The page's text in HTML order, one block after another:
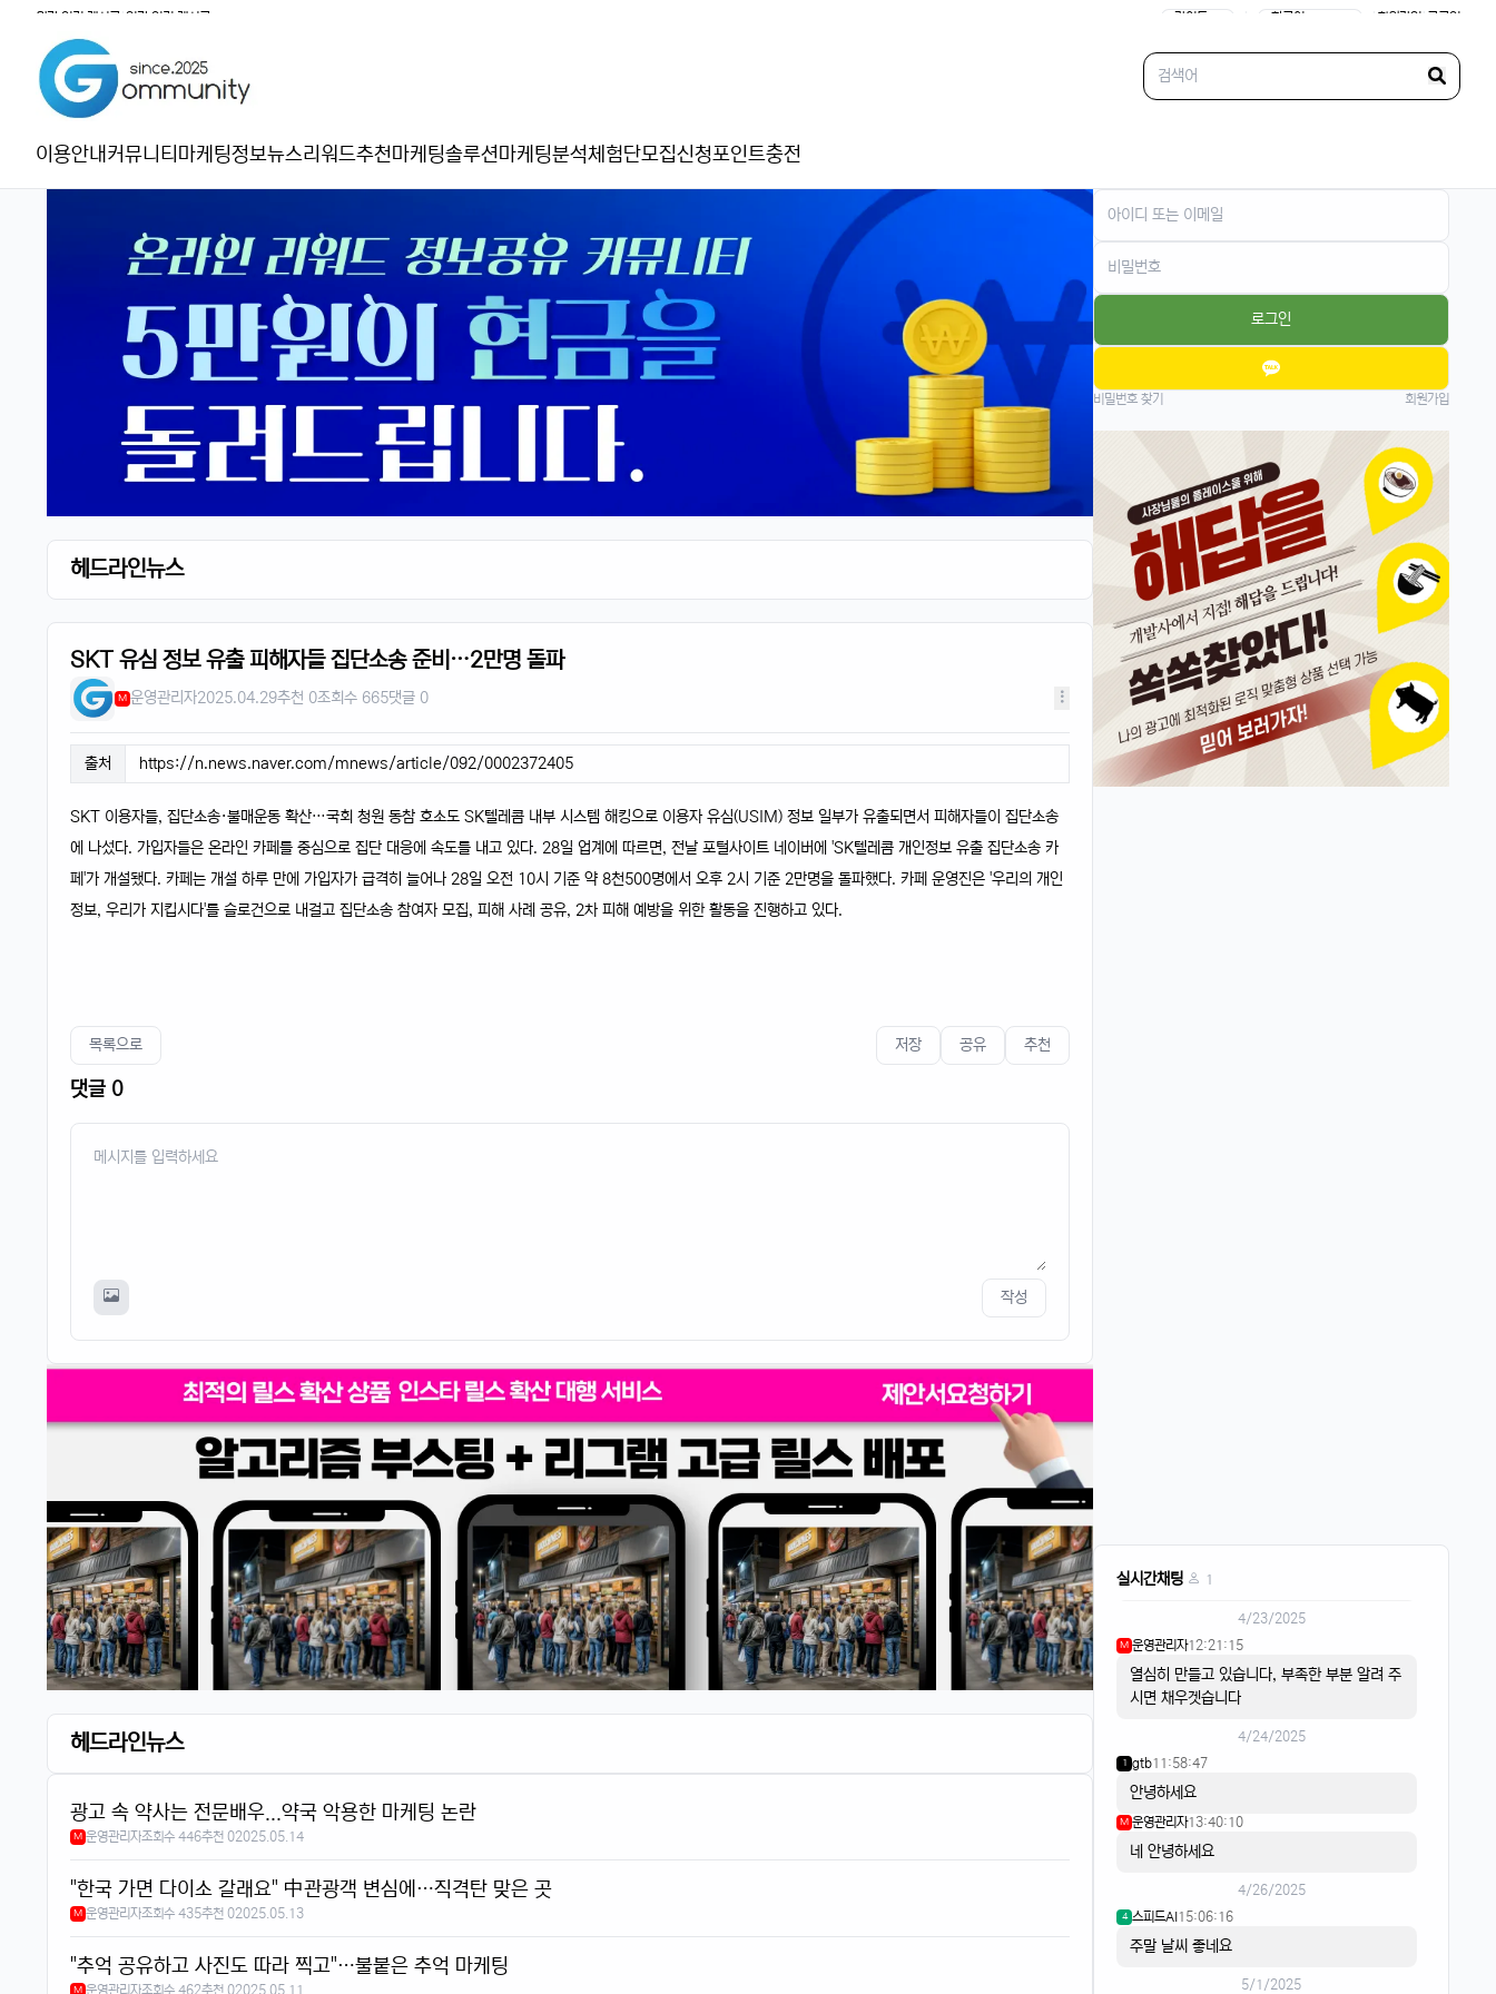
월간 인기 게시글 일간 인기 게시글 회원가입 로그인
이용안내 커뮤니티 마케팅정보뉴스리워드추천마케팅솔루션마케팅분석체험단모집신청포인트충전
헤드라인뉴스
SKT 유심 정보 유출 피해자들 집단소송 준비…2만명 돌파
M 운영관리자2025.04.29추천 0조회수 665댓글 0
출처 https://n.news.naver.com/mnews/article/092/0002372405
SKT 이용자들, 집단소송·불매운동 확산…국회 청원 동참 호소도 SK텔레콤 내부 시스템 해킹으로 이용자 유심(USIM) 정보 일부가 유출되면서 피해자들이 집단소송
에 나섰다. 가입자들은 온라인 카페를 중심으로 집단 대응에 속도를 내고 있다. 28일 업계에 따르면, 전날 포털사이트 네이버에 'SK텔레콤 개인정보 유출 집단소송 카
페'가 개설됐다. 카페는 개설 하루 만에 가입자가 급격히 늘어나 28일 오전 10시 기준 약 8천500명에서 오후 2시 기준 2만명을 돌파했다. 카페 운영진은 '우리의 개인
정보, 우리가 지킵시다'를 슬로건으로 내걸고 집단소송 참여자 모집, 피해 사례 공유, 2차 피해 예방을 위한 활동을 진행하고 있다.
목록으로 저장 공유 추천
댓글 0
작성
헤드라인뉴스
광고 속 약사는 전문배우...약국 악용한 마케팅 논란
M 운영관리자조회수 446추천 02025.05.14
"한국 가면 다이소 갈래요" 中관광객 변심에…직격탄 맞은 곳
M 운영관리자조회수 435추천 02025.05.13
"추억 공유하고 사진도 따라 찍고"…불붙은 추억 마케팅
M 운영관리자조회수 462추천 02025.05.11
로그인
비밀번호 찾기 회원가입
실시간채팅 1
그래도 이제 안드로이드랑도 호환되니까 좋지
않나요?ㅎㅎㅎ
태양신 13:32:51
1 빠르밍
자랑글 ㄱㄱㄱ
근데 요즘 뉴진스 신곡 들어봤음? 완전 좋던
1 빠르밍
오 맞아요, 이번 곡 진짜 중독성 쩌는 듯ㅋㅋ
13:32:51
뉴진스도 아이폰으로 촬영하겠죠?ㅎ
달달구리 13:32:51
ㅋㅋ 그럴껄요 뉴진스 얘기 들으니까 뮤비 또
보고 싶다ㅎ
4/17/2025
4 스피드 10:27:45
아 오늘 리워드 순위 완전 빠지는 거 같죠
리워드정보사 10:33:30
요즘 움짐임이 둔하긴해요
정보매니아
스피드AI20:15:59
리워드는 스피트AI
4/23/2025
M 운영관리자12:21:15
열심히 만들고 있습니다, 부족한 부분 알려 주
시면 채우겟습니다
4/24/2025
1 gtb11:58:47
안녕하세요
M 운영관리자13:40:10
네 안녕하세요
4/26/2025
4 스피드AI15:06:16
주말 날씨 좋네요
5/1/2025